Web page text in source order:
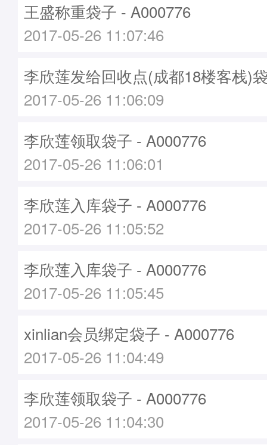
王盛称重袋子 - A000776
2017-05-26 11:07:46
李欣莲发给回收点(成都18楼客栈)
2017-05-26 11:06:09
李欣莲领取袋子 - A000776
2017-05-26 11:06:01
李欣莲入库袋子 - A000776
2017-05-26 11:05:52
李欣莲入库袋子 - A000776
2017-05-26 11:05:45
xinlian会员绑定袋子 - A000776
2017-05-26 11:04:49
李欣莲领取袋子 - A000776
2017-05-26 11:04:30